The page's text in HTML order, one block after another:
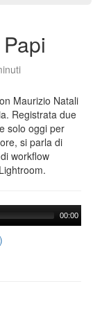
Maurizio Natali
Registrata due
solo oggi per
si parla di
workflow
00:00